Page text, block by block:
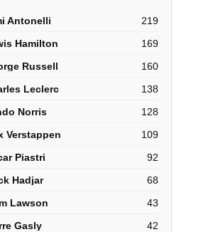
Antonelli 219
Hamilton 169
Russell 160
Leclerc 138
Norris 128
Verstappen 109
Piastri 92
Hadjar 68
Lawson 43
Gasly 42